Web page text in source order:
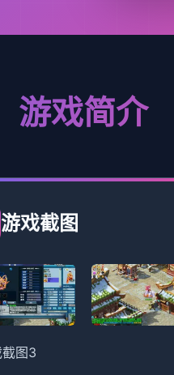
游戏简介
游戏截图